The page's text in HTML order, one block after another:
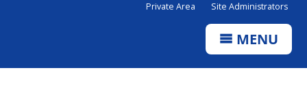
Private Area Site Administrators
MENU